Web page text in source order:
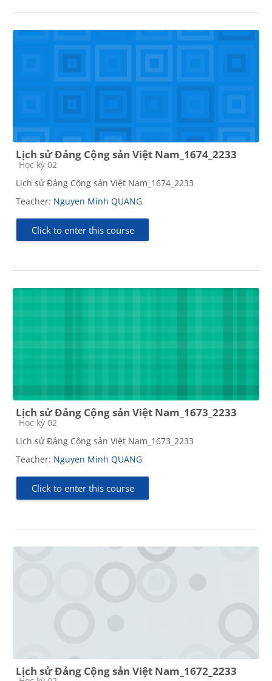
Lịch sử Đảng Cộng sản Việt Nam_1674_2233
Course category
Học kỳ 02
Lịch sử Đảng Cộng sản Việt Nam_1674_2233
Teacher: Nguyen Minh QUANG
Click to enter this course
Lịch sử Đảng Cộng sản Việt Nam_1673_2233
Course category
Học kỳ 02
Lịch sử Đảng Cộng sản Việt Nam_1673_2233
Teacher: Nguyen Minh QUANG
Click to enter this course
Lịch sử Đảng Cộng sản Việt Nam_1672_2233